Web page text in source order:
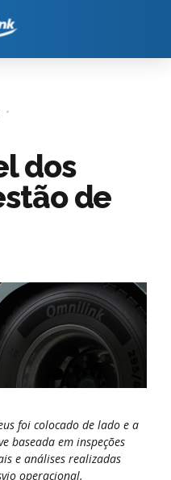
dos
de
foi colocado de lado e a
baseada em inspeções
e análises realizadas
operacional.